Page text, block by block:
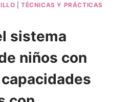
|TÉCNICAS Y PRÁCTICAS
sistema
niños con